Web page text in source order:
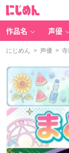
作品名 声優
にじめん > 声優 > 寺